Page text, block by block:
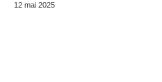
12 mai 2025